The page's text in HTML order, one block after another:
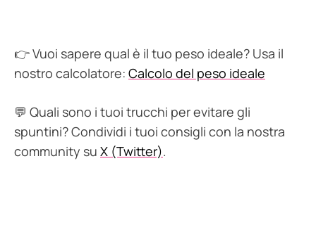
👉 Vuoi sapere qual è il tuo peso ideale? Usa il
nostro calcolatore: Calcolo del peso ideale
💬 Quali sono i tuoi trucchi per evitare gli
spuntini? Condividi i tuoi consigli con la nostra
community su X (Twitter).